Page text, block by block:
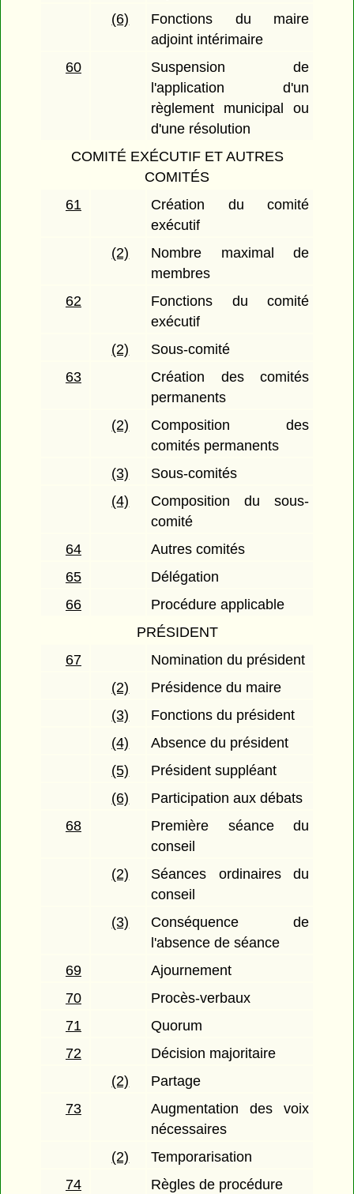
(6)
Fonctions du maire
adjoint intérimaire
60
Suspension de
l'application d'un
règlement municipal ou
d'une résolution
COMITÉ EXÉCUTIF ET AUTRES
COMITÉS
61
Création du comité
exécutif
(2)
Nombre maximal de
membres
62
Fonctions du comité
exécutif
(2)
Sous-comité
63
Création des comités
permanents
(2)
Composition des
comités permanents
(3)
Sous-comités
(4)
Composition du sous-
comité
64
Autres comités
65
Délégation
66
Procédure applicable
PRÉSIDENT
67
Nomination du président
(2)
Présidence du maire
(3)
Fonctions du président
(4)
Absence du président
(5)
Président suppléant
(6)
Participation aux débats
68
Première séance du
conseil
(2)
Séances ordinaires du
conseil
(3)
Conséquence de
l'absence de séance
69
Ajournement
70
Procès-verbaux
71
Quorum
72
Décision majoritaire
(2)
Partage
73
Augmentation des voix
nécessaires
(2)
Temporarisation
74
Règles de procédure